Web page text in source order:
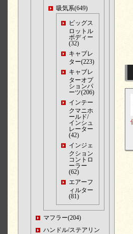
吸気系(649)
ビッグス
ロットル
ボディー
(32)
キャブレ
ター(223)
キャブレ
ターオプ
ションパ
ーツ(206)
インテー
クマニホ
ールド/
インシュ
レーター
(42)
インジェ
クション
コントロ
ーラー
(62)
エアーフ
ィルター
(81)
マフラー(204)
ハンドル/ステアリン